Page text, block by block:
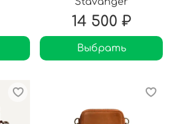
14 500 ₽
Выбрать